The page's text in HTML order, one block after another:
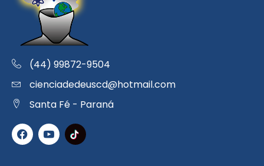
(44) 99872-9504
cienciadedeuscd@hotmail.com
Santa Fé - Paraná